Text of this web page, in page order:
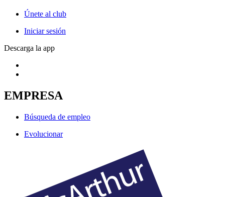
Únete al club
Iniciar sesión
Descarga la app
EMPRESA
Búsqueda de empleo
Evolucionar